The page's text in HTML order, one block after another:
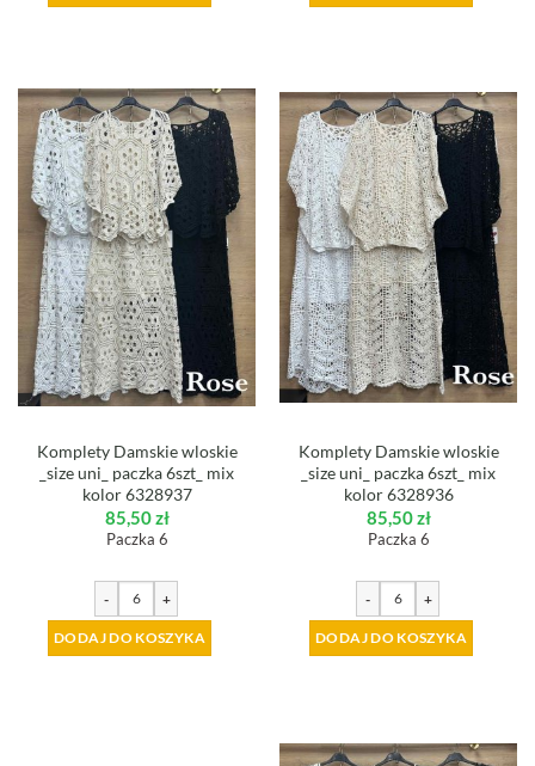
Komplety Damskie wloskie
_size uni_ paczka 6szt_ mix
kolor 6328937
85,50zł
Paczka 6
- +
DODAJ DO KOSZYKA
Komplety Damskie wloskie
_size uni_ paczka 6szt_ mix
kolor 6328936
85,50zł
Paczka 6
- +
DODAJ DO KOSZYKA